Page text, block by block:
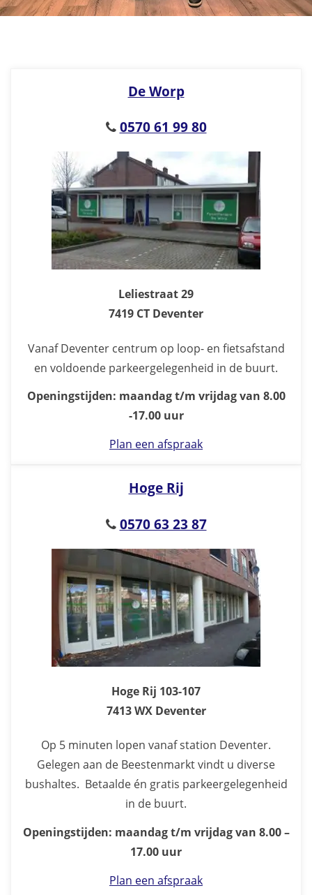
De Worp
0570 61 99 80
Leliestraat 29
7419 CT Deventer
Vanaf Deventer centrum op loop- en fietsafstand
en voldoende parkeergelegenheid in de buurt.
Openingstijden: maandag t/m vrijdag van 8.00
-17.00 uur
Plan een afspraak
Hoge Rij
0570 63 23 87
Hoge Rij 103-107
7413 WX Deventer
Op 5 minuten lopen vanaf station Deventer.
Gelegen aan de Beestenmarkt vindt u diverse
bushaltes. Betaalde én gratis parkeergelegenheid
in de buurt.
Openingstijden: maandag t/m vrijdag van 8.00 –
17.00 uur
Plan een afspraak